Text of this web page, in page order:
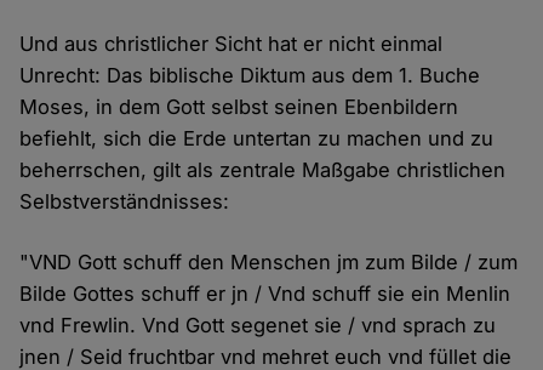
Und aus christlicher Sicht hat er nicht einmal
Unrecht: Das biblische Diktum aus dem 1. Buche
Moses, in dem Gott selbst seinen Ebenbildern
befiehlt, sich die Erde untertan zu machen und zu
beherrschen, gilt als zentrale Maßgabe christlichen
Selbstverständnisses:
"VND Gott schuff den Menschen jm zum Bilde / zum
Bilde Gottes schuff er jn / Vnd schuff sie ein Menlin
vnd Frewlin. Vnd Gott segenet sie / vnd sprach zu
jnen / Seid fruchtbar vnd mehret euch vnd füllet die